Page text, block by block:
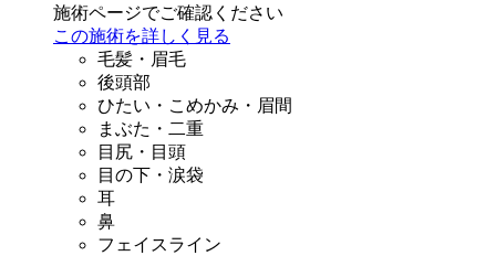
施術ページでご確認ください
この施術を詳しく見る
毛髪・眉毛
後頭部
ひたい・こめかみ・眉間
まぶた・二重
目尻・目頭
目の下・涙袋
耳
鼻
フェイスライン